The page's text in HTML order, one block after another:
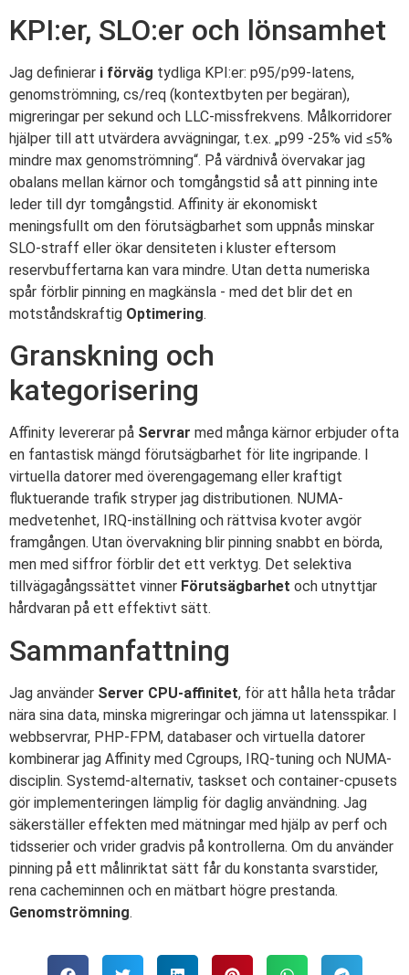
KPI:er, SLO:er och lönsamhet
Jag definierar i förväg tydliga KPI:er: p95/p99-latens,
genomströmning, cs/req (kontextbyten per begäran),
migreringar per sekund och LLC-missfrekvens. Målkorridorer
hjälper till att utvärdera avvägningar, t.ex. „p99 -25% vid ≤5%
mindre max genomströmning“. På värdnivå övervakar jag
obalans mellan kärnor och tomgångstid så att pinning inte
leder till dyr tomgångstid. Affinity är ekonomiskt
meningsfullt om den förutsägbarhet som uppnås minskar
SLO-straff eller ökar densiteten i kluster eftersom
reservbuffertarna kan vara mindre. Utan detta numeriska
spår förblir pinning en magkänsla - med det blir det en
motståndskraftig Optimering.
Granskning och
kategorisering
Affinity levererar på Servrar med många kärnor erbjuder ofta
en fantastisk mängd förutsägbarhet för lite ingripande. I
virtuella datorer med överengagemang eller kraftigt
fluktuerande trafik stryper jag distributionen. NUMA-
medvetenhet, IRQ-inställning och rättvisa kvoter avgör
framgången. Utan övervakning blir pinning snabbt en börda,
men med siffror förblir det ett verktyg. Det selektiva
tillvägagångssättet vinner Förutsägbarhet och utnyttjar
hårdvaran på ett effektivt sätt.
Sammanfattning
Jag använder Server CPU-affinitet, för att hålla heta trådar
nära sina data, minska migreringar och jämna ut latensspikar. I
webbservrar, PHP-FPM, databaser och virtuella datorer
kombinerar jag Affinity med Cgroups, IRQ-tuning och NUMA-
disciplin. Systemd-alternativ, taskset och container-cpusets
gör implementeringen lämplig för daglig användning. Jag
säkerställer effekten med mätningar med hjälp av perf och
tidsserier och vrider gradvis på kontrollerna. Om du använder
pinning på ett målinriktat sätt får du konstanta svarstider,
rena cacheminnen och en mätbart högre prestanda.
Genomströmning.